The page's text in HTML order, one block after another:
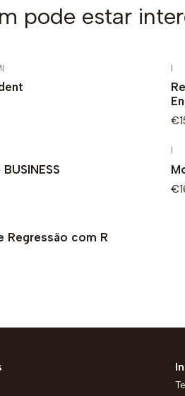
pode estar
| |
|
Regressão com R